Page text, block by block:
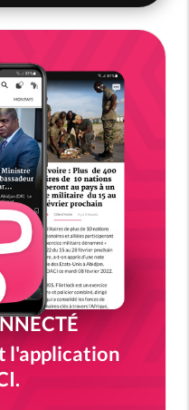
l'application